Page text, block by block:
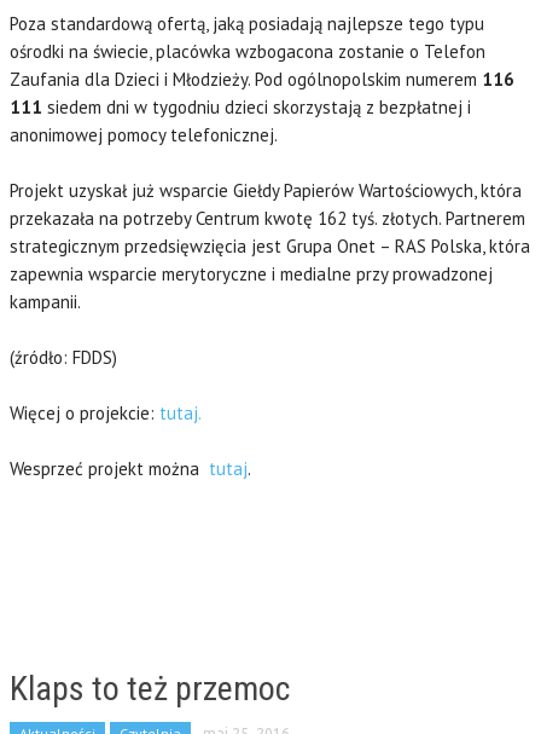
Poza standardową ofertą, jaką posiadają najlepsze tego typu
ośrodki na świecie, placówka wzbogacona zostanie o Telefon
Zaufania dla Dzieci i Młodzieży. Pod ogólnopolskim numerem 116
111 siedem dni w tygodniu dzieci skorzystają z bezpłatnej i
anonimowej pomocy telefonicznej.
Projekt uzyskał już wsparcie Giełdy Papierów Wartościowych, która
przekazała na potrzeby Centrum kwotę 162 tyś. złotych. Partnerem
strategicznym przedsięwzięcia jest Grupa Onet – RAS Polska, która
zapewnia wsparcie merytoryczne i medialne przy prowadzonej
kampanii.
(źródło: FDDS)
Więcej o projekcie: tutaj.
Wesprzeć projekt można tutaj.
Klaps to też przemoc